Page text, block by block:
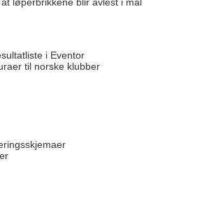
løperbrikkene blir avlest i mål
i Eventor
til norske klubber